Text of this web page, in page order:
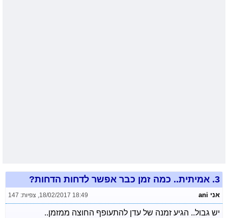
3. אמיתית.. כמה זמן כבר אפשר לדחות הדחות?
אני ani 18/02/2017 18:49
, צפיות: 147
יש גבול.. הגיע זמנה של עדן להתעופף החוצה ממזמן..